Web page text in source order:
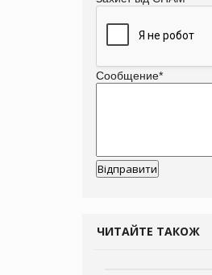
Сообщение*
ЧИТАЙТЕ ТАКОЖ